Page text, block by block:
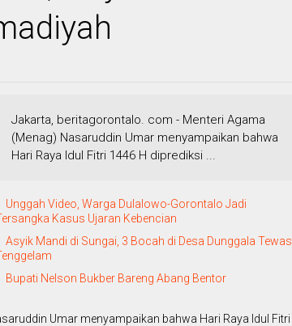
Jakarta, beritagorontalo. com - Menteri Agama
(Menag) Nasaruddin Umar menyampaikan bahwa
Hari Raya Idul Fitri 1446 H diprediksi ...
Unggah Video, Warga Dulalowo-Gorontalo Jadi
Kasus Ujaran Kebencian
Asyik Mandi di Sungai, 3 Bocah di Desa Dunggala Tewas
Bupati Nelson Bukber Bareng Abang Bentor
Umar menyampaikan bahwa Hari Raya Idul Fitri